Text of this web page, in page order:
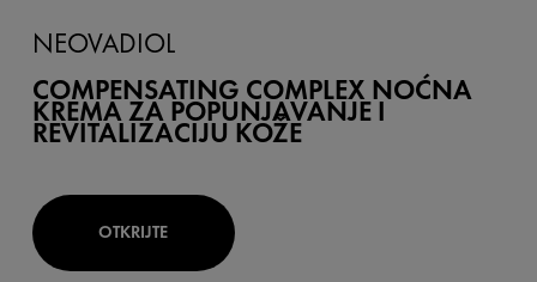
NEOVADIOL
COMPENSATING COMPLEX NOĆNA
KREMA ZA POPUNJAVANJE I
REVITALIZACIJU KOŽE
OTKRIJTE